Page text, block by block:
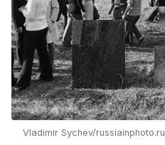
Vladimir Sychev/russiainphoto.ru